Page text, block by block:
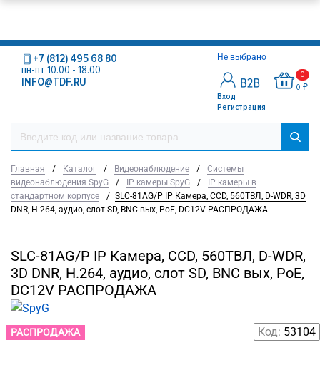
Не выбрано
Вход
Регистрация
0
0 ₽
+7 (812) 495 68 80
пн-пт 10.00 - 18.00
INFO@TDF.RU
Главная / Каталог / Видеонаблюдение /
Системы
видеонаблюдения SpyG
/ IP камеры SpyG /
IP камеры в
стандартном корпусе
/ SLC-81AG/P IP Камера, CCD, 560ТВЛ, D-WDR, 3D
DNR, H.264, аудио, слот SD, BNC вых, PoE, DC12V РАСПРОДАЖА
SLC-81AG/P IP Камера, CCD, 560ТВЛ, D-WDR,
3D DNR, H.264, аудио, слот SD, BNC вых, PoE,
DC12V РАСПРОДАЖА
РАСПРОДАЖА Код: 53104